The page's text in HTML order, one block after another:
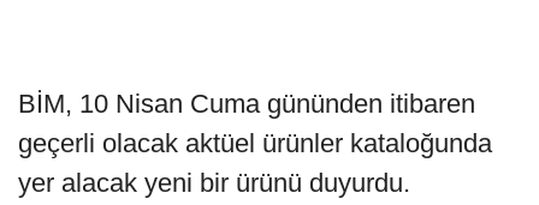
BİM, 10 Nisan Cuma gününden itibaren
geçerli olacak aktüel ürünler kataloğunda
yer alacak yeni bir ürünü duyurdu.